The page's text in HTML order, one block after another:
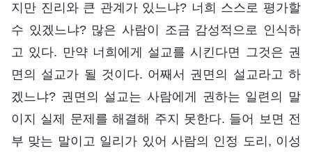
지만 진리와 큰 관계가 있느냐? 너희 스스로 평가할
수 있겠느냐? 많은 사람이 조금 감성적으로 인식하
고 있다. 만약 너희에게 설교를 시킨다면 그것은 권
면의 설교가 될 것이다. 어째서 권면의 설교라고 하
겠느냐? 권면의 설교는 사람에게 권하는 일련의 말
이지 실제 문제를 해결해 주지 못한다. 들어 보면 전
부 맞는 말이고 일리가 있어 사람의 인정 도리, 이성